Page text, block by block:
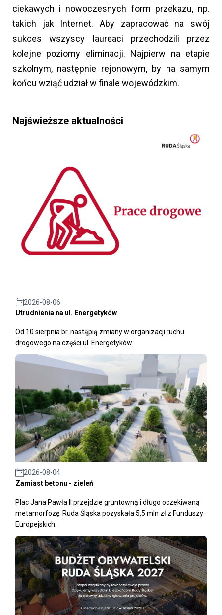
ciekawych i nowoczesnych form przekazu, np.
takich jak Internet. Aby zapracować na swój
sukces wszyscy laureaci przechodzili przez
kolejne poziomy eliminacji. Najpierw na etapie
szkolnym, następnie rejonowym, by na samym
końcu wziąć udział w finale wojewódzkim.
Najświeższe aktualności
2026-08-06
Utrudnienia na ul. Energetyków
Od 10 sierpnia br. nastąpią zmiany w organizacji ruchu
drogowego na części ul. Energetyków.
2026-08-04
Zamiast betonu - zieleń
Plac Jana Pawła II przejdzie gruntowną i długo oczekiwaną
metamorfozę. Ruda Śląska pozyskała 5,5 mln zł z Funduszy
Europejskich.